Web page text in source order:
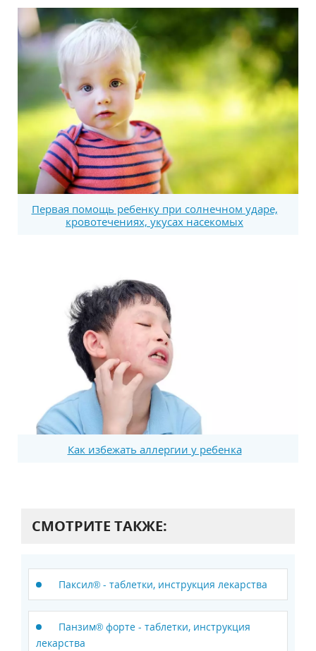
Первая помощь ребенку при солнечном ударе,
кровотечениях, укусах насекомых
Как избежать аллергии у ребенка
СМОТРИТЕ ТАКЖЕ:
Паксил® - таблетки, инструкция лекарства
Панзим® форте - таблетки, инструкция
лекарства